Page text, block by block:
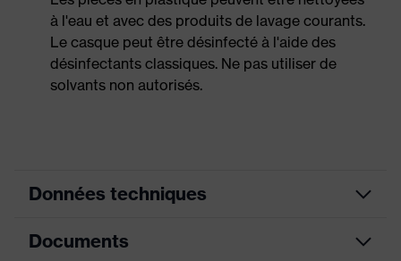
à l'eau et avec des produits de lavage courants.
Le casque peut être désinfecté à l'aide des
désinfectants classiques. Ne pas utiliser de
solvants non autorisés.
Données techniques
couleur de
Documents